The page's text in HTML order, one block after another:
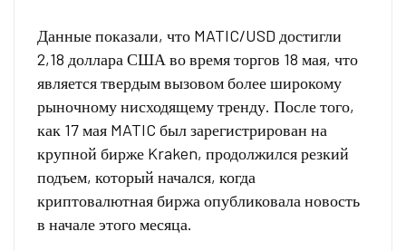
Данные показали, что MATIC/USD достигли
2,18 доллара США во время торгов 18 мая, что
является твердым вызовом более широкому
рыночному нисходящему тренду. После того,
как 17 мая MATIC был зарегистрирован на
крупной бирже Kraken, продолжился резкий
подъем, который начался, когда
криптовалютная биржа опубликовала новость
в начале этого месяца.